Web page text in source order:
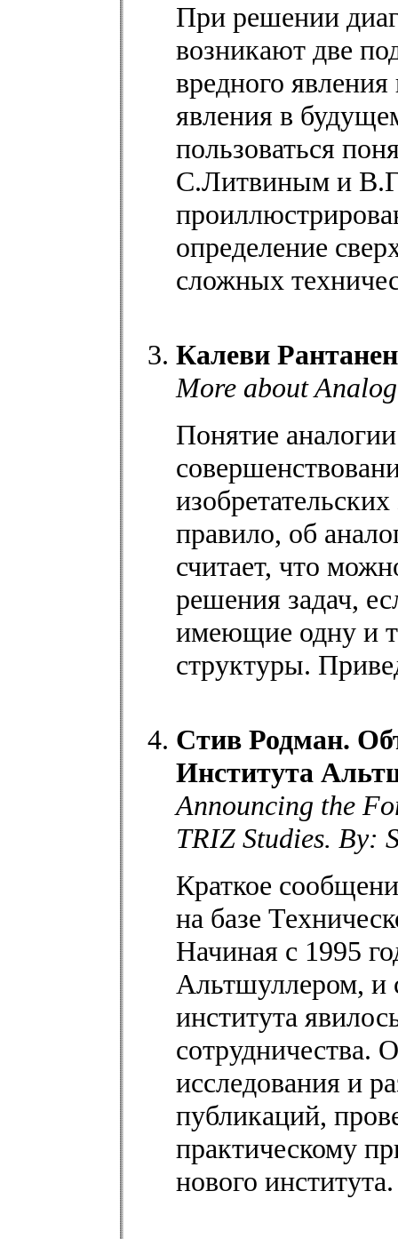
При решении
возникают две
вредного
явления в
пользоваться
С.Литвиным и
определение
сложных
Калеви
More about
Понятие
правило, об
считает, что
решения задач,
имеющие одну и
структуры.
Стив Родман.
Института
Announcing the
TRIZ Studies. By:
Краткое
на базе
Начиная с 1995
Альтшуллером, и
института
сотрудничества.
исследования и
публикаций,
практическому
нового института.